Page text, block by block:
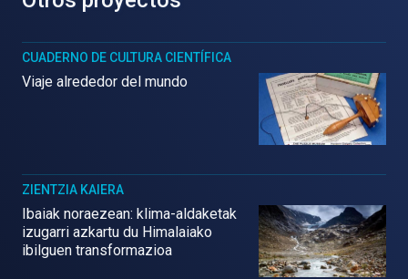
CUADERNO DE CULTURA CIENTÍFICA
Viaje alrededor del mundo
ZIENTZIA KAIERA
Ibaiak noraezean: klima-aldaketak
izugarri azkartu du Himalaiako
ibilguen transformazioa